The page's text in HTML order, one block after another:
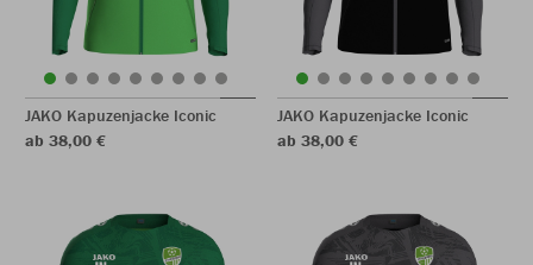
JAKO Kapuzenjacke Iconic
ab 38,00 €
JAKO Kapuzenjacke Iconic
ab 38,00 €